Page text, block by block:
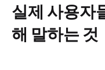
실제 사용자
해 말하는 것